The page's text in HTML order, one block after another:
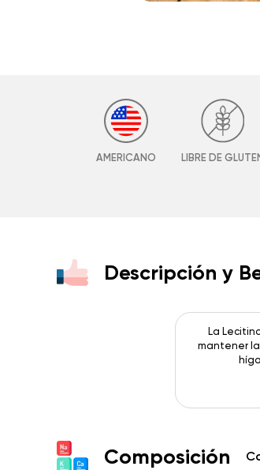
AMERICANO LIBRE DE
Descripción y
La
mantener
Composición